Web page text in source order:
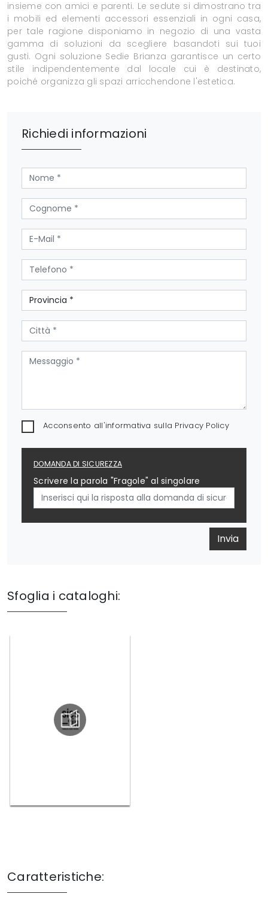
insieme con amici e parenti. Le sedute si dimostrano tra
i mobili ed elementi accessori essenziali in ogni casa,
per tale ragione disponiamo in negozio di una vasta
gamma di soluzioni da scegliere basandoti sui tuoi
gusti. Ogni soluzione Sedie Brianza garantisce un certo
stile indipendentemente dal locale cui è destinato,
poiché organizza gli spazi arricchendone l'estetica.
Richiedi informazioni
Acconsento all'informativa sulla Privacy Policy
DOMANDA DI SICUREZZA
Scrivere la parola "Fragole" al singolare
Invia
Sfoglia i cataloghi:
Caratteristiche: